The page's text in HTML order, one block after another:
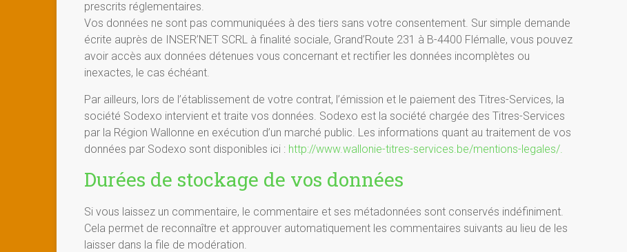
prescrits réglementaires.
Vos données ne sont pas communiquées à des tiers sans votre consentement. Sur simple demande
écrite auprès de INSER’NET SCRL à finalité sociale, Grand’Route 231 à B-4400 Flémalle, vous pouvez
avoir accès aux données détenues vous concernant et rectifier les données incomplètes ou
inexactes, le cas échéant.
Par ailleurs, lors de l’établissement de votre contrat, l’émission et le paiement des Titres-Services, la
société Sodexo intervient et traite vos données. Sodexo est la société chargée des Titres-Services
par la Région Wallonne en exécution d’un marché public. Les informations quant au traitement de vos
données par Sodexo sont disponibles ici : http://www.wallonie-titres-services.be/mentions-legales/.
Durées de stockage de vos données
Si vous laissez un commentaire, le commentaire et ses métadonnées sont conservés indéfiniment.
Cela permet de reconnaître et approuver automatiquement les commentaires suivants au lieu de les
laisser dans la file de modération.